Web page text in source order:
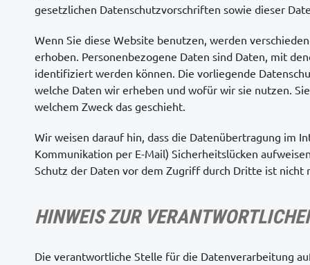
gesetzlichen Datenschutzvorschriften sowie dieser
Wenn Sie diese Website benutzen, werden
erhoben. Personenbezogene Daten sind Daten, mit
identifiziert werden können. Die vorliegende
welche Daten wir erheben und wofür wir sie nutzen.
welchem Zweck das geschieht.
Wir weisen darauf hin, dass die Datenübertragung im
Kommunikation per E-Mail) Sicherheitslücken
Schutz der Daten vor dem Zugriff durch Dritte ist nicht
HINWEIS ZUR
Die verantwortliche Stelle für die Datenverarbeitung